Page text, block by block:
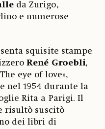
da Zurigo,
e numerose
squisite stampe
René Groebli,
eye of love»,
nel 1954 durante la
Rita a Parigi. Il
risultò suscitò
dei libri di